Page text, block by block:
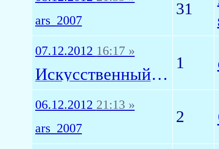
ars_2007
31
07.12.2012 16:17 »
Искусственный Интеллект1
1
06.12.2012 21:13 »
ars_2007
2